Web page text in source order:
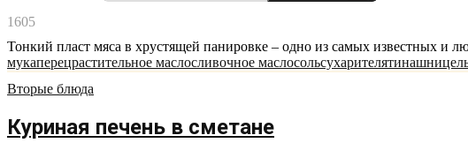
1605
Тонкий пласт мяса в хрустящей панировке – одно из самых известных и
мукаперецрастительное маслосливочное маслосольсухарителятина
Вторые блюда
Куриная печень в сметане